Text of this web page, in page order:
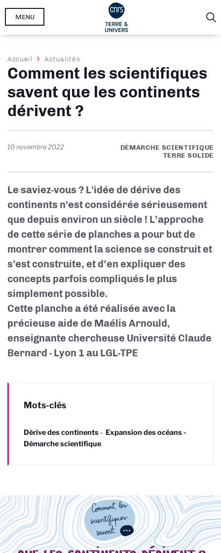
Aller
MENU
Fil
d'Ariane
Accueil Actualités
Comment les scientifiques
savent que les continents
dérivent ?
10 novembre 2022
DÉMARCHE SCIENTIFIQUE
TERRE SOLIDE
Le saviez-vous ? L'idée de dérive des
continents n'est considérée sérieusement
que depuis environ un siècle ! L’approche
de cette série de planches a pour but de
montrer comment la science se construit et
s'est construite, et d’en expliquer des
concepts parfois compliqués le plus
simplement possible.
Cette planche a été réalisée avec la
précieuse aide de Maélis Arnould,
enseignante chercheuse Université Claude
Bernard - Lyon 1 au LGL-TPE
Mots-clés
Dérive des continents - Expansion des océans -
Démarche scientifique